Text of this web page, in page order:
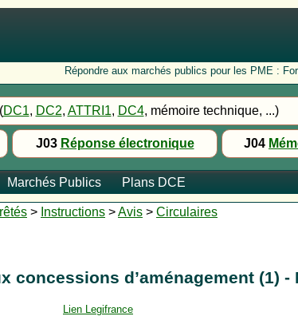
Répondre aux marchés publics pour les PME :
DC1, DC2, ATTRI1, DC4, mémoire technique, ...)
J03 Réponse électronique J04
Marchés Publics Plans DCE
> Instructions >Avis > Circulaires
concessions d’aménagement (1) -
Lien Legifrance